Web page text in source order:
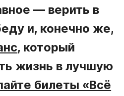
— верить в
и, конечно же,
, который
жизнь в лучшую
билеты «Всё